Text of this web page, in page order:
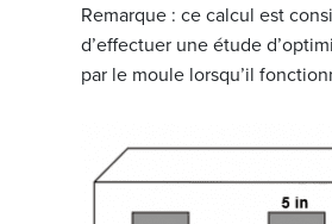
Remarque : ce calcul est
d’effectuer une étude
par le moule lorsqu’il